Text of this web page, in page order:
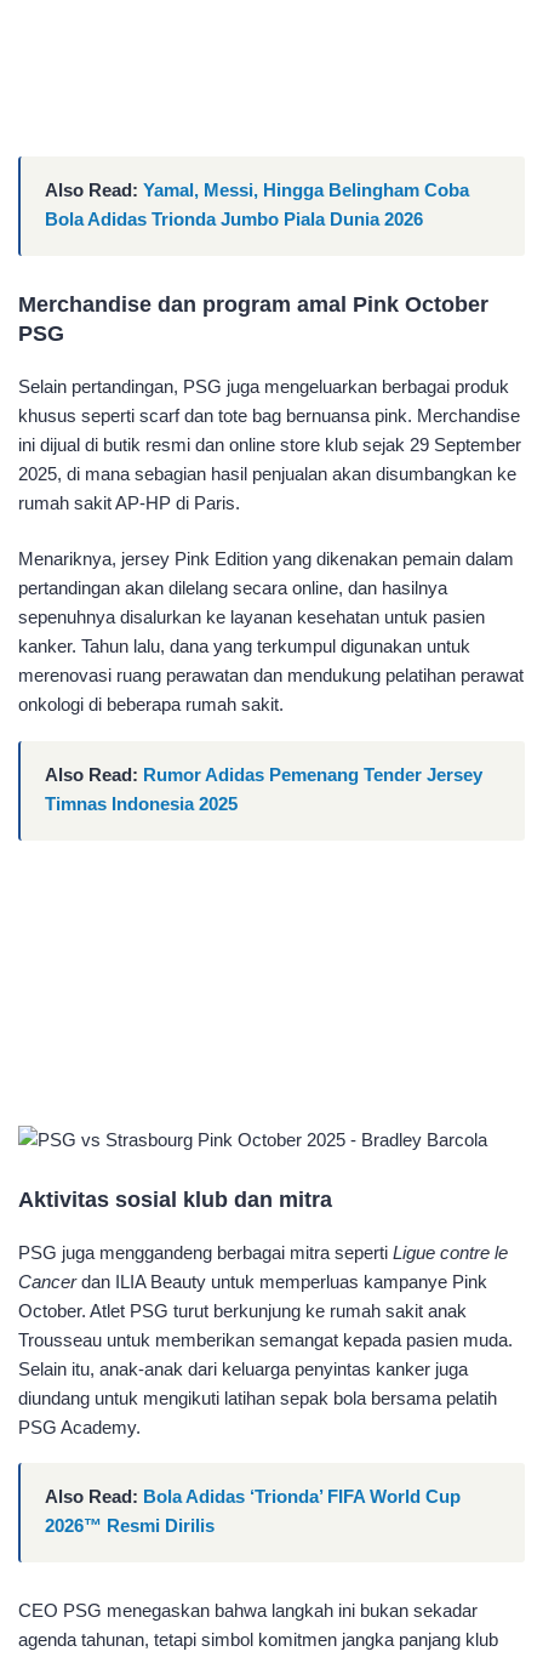
Also Read: Yamal, Messi, Hingga Belingham Coba
Bola Adidas Trionda Jumbo Piala Dunia 2026
Merchandise dan program amal Pink October
PSG
Selain pertandingan, PSG juga mengeluarkan berbagai produk
khusus seperti scarf dan tote bag bernuansa pink. Merchandise
ini dijual di butik resmi dan online store klub sejak 29 September
2025, di mana sebagian hasil penjualan akan disumbangkan ke
rumah sakit AP-HP di Paris.​
Menariknya, jersey Pink Edition yang dikenakan pemain dalam
pertandingan akan dilelang secara online, dan hasilnya
sepenuhnya disalurkan ke layanan kesehatan untuk pasien
kanker. Tahun lalu, dana yang terkumpul digunakan untuk
merenovasi ruang perawatan dan mendukung pelatihan perawat
onkologi di beberapa rumah sakit.
Also Read: Rumor Adidas Pemenang Tender Jersey
Timnas Indonesia 2025
Aktivitas sosial klub dan mitra
PSG juga menggandeng berbagai mitra seperti Ligue contre le
Cancerdan ILIA Beauty untuk memperluas kampanye Pink
October. Atlet PSG turut berkunjung ke rumah sakit anak
Trousseau untuk memberikan semangat kepada pasien muda.
Selain itu, anak-anak dari keluarga penyintas kanker juga
diundang untuk mengikuti latihan sepak bola bersama pelatih
PSG Academy.​
Also Read: Bola Adidas ‘Trionda’ FIFA World Cup
2026™ Resmi Dirilis
CEO PSG menegaskan bahwa langkah ini bukan sekadar
agenda tahunan, tetapi simbol komitmen jangka panjang klub